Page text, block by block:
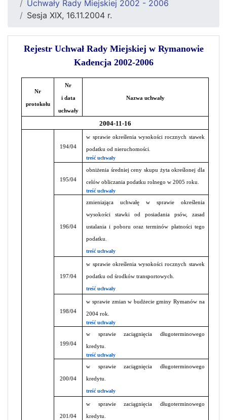
Uchwały Rady Miejskiej 2002 - 2006
Sesja XIX, 16.11.2004 r.
Rejestr Uchwał Rady Miejskiej w Rymanowie
Kadencja 2002-2006
Nr
protokołu
Nr
i data
uchwały
Nazwa uchwały
2004-11-16
194/04
w sprawie określenia wysokości rocznych stawek
podatku od nieruchomości.
treść uchwały
195/04
obniżenia średniej ceny skupu żyta określonej dla
celów obliczania podatku rolnego w 2005 roku.
treść uchwały
196/04
zmieniająca uchwałę w sprawie określenia
wysokości stawki od posiadania psów, zasad
ustalania i poboru oraz terminów płatności tego
podatku.
treść uchwały
197/04
w sprawie określenia wysokości rocznych stawek
podatku od środków transportowych.
treść uchwały
198/04
w sprawie zmian w budżecie gminy Rymanów na
2004 rok.
treść uchwały
199/04
w sprawie zaciągnięcia długoterminowego
kredytu.
treść uchwały
200/04
w sprawie zaciągnięcia długoterminowego
kredytu.
treść uchwały
201/04
w sprawie zaciągnięcia długoterminowego
kredytu.